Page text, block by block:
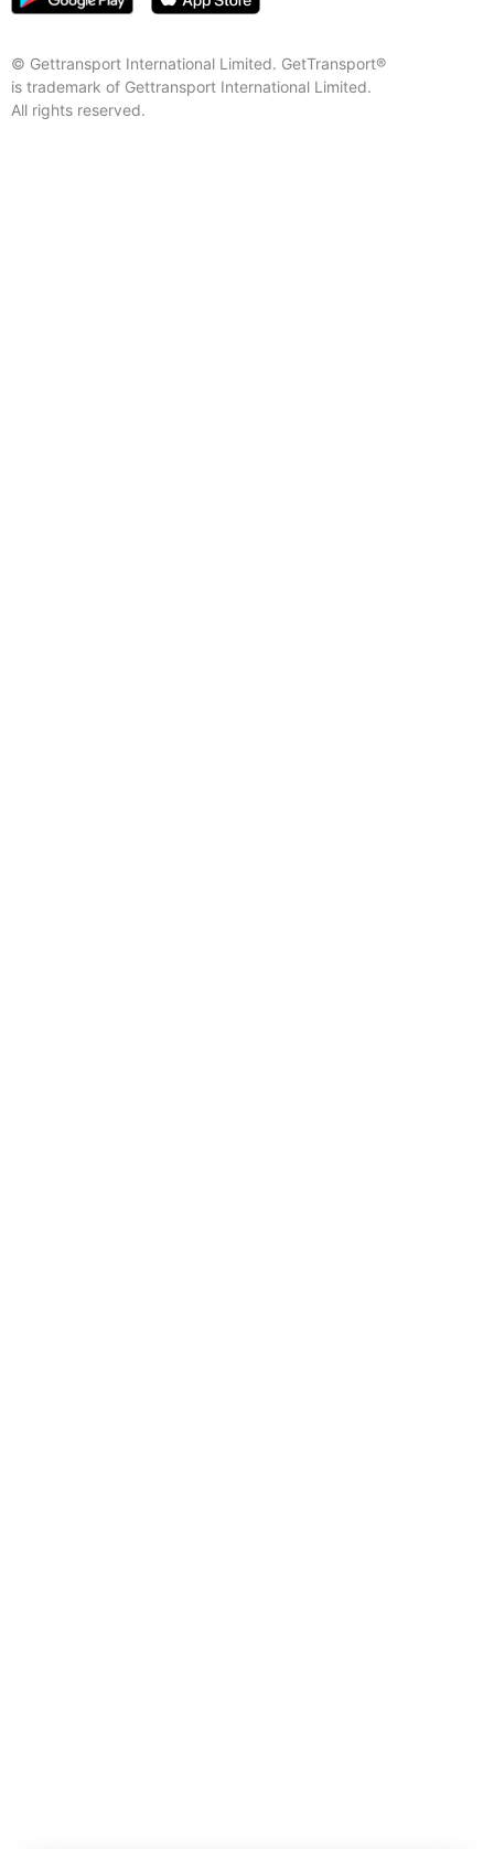
© Gettransport International Limited. GetTransport®
is trademark of Gettransport International Limited.
All rights reserved.